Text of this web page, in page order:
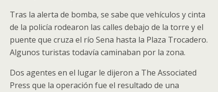
Tras la alerta de bomba, se sabe que vehículos y cinta
de la policía rodearon las calles debajo de la torre y el
puente que cruza el río Sena hasta la Plaza Trocadero.
Algunos turistas todavía caminaban por la zona.
Dos agentes en el lugar le dijeron a The Associated
Press que la operación fue el resultado de una